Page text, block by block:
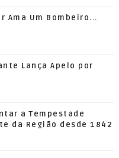
Ama Um Bombeiro...
Lança Apelo por
a Tempestade
da Região desde 1842